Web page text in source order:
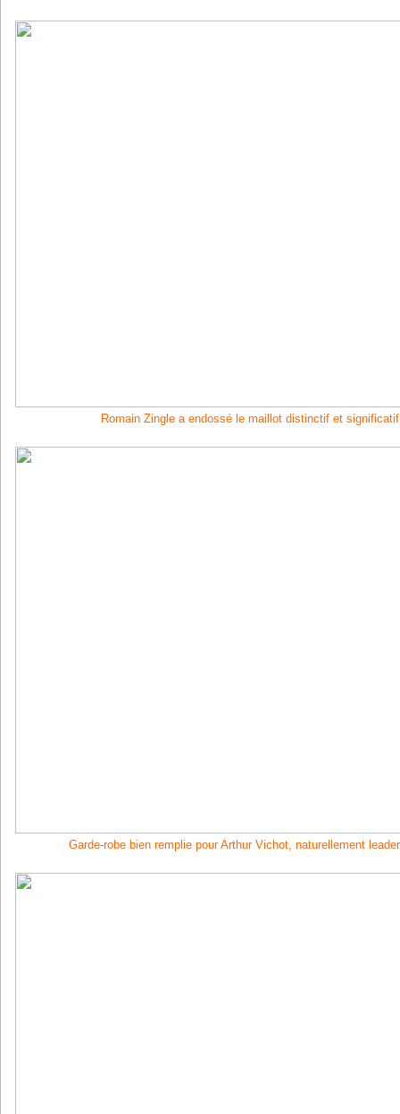
Romain Zingle a endossé le maillot distinctif et
Garde-robe bien remplie pour Arthur Vichot, naturellement